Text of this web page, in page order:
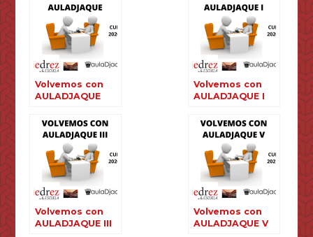
Volvemos con
AULADJAQUE
Volvemos con
AULADJAQUE I
Volvemos con
AULADJAQUE III
Volvemos con
AULADJAQUE V